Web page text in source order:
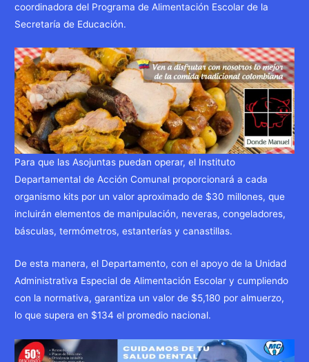
coordinadora del Programa de Alimentación Escolar de la
Secretaría de Educación.
Para que las Asojuntas puedan operar, el Instituto
Departamental de Acción Comunal proporcionará a cada
organismo kits por un valor aproximado de $30 millones, que
incluirán elementos de manipulación, neveras, congeladores,
básculas, termómetros, estanterías y canastillas.
De esta manera, el Departamento, con el apoyo de la Unidad
Administrativa Especial de Alimentación Escolar y cumpliendo
con la normativa, garantiza un valor de $5,180 por almuerzo,
lo que supera en $134 el promedio nacional.